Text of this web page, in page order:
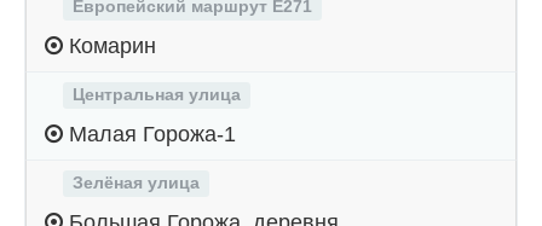
Европейский маршрут Е271
Комарин
Центральная улица
Малая Горожа-1
Зелёная улица